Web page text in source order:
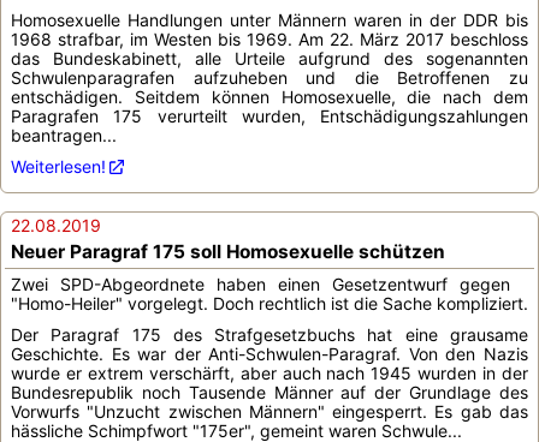
Homosexuelle Handlungen unter Männern waren in der DDR bis
1968 strafbar, im Westen bis 1969. Am 22. März 2017 beschloss
das Bundeskabinett, alle Urteile aufgrund des sogenannten
Schwulenparagrafen aufzuheben und die Betroffenen zu
entschädigen. Seitdem können Homosexuelle, die nach dem
Paragrafen 175 verurteilt wurden, Entschädigungszahlungen
beantragen...
Weiterlesen!
22.08.2019
Neuer Paragraf 175 soll Homosexuelle schützen
Zwei SPD-Abgeordnete haben einen Gesetzentwurf gegen
"Homo-Heiler" vorgelegt. Doch rechtlich ist die Sache kompliziert.
Der Paragraf 175 des Strafgesetzbuchs hat eine grausame
Geschichte. Es war der Anti-Schwulen-Paragraf. Von den Nazis
wurde er extrem verschärft, aber auch nach 1945 wurden in der
Bundesrepublik noch Tausende Männer auf der Grundlage des
Vorwurfs "Unzucht zwischen Männern" eingesperrt. Es gab das
hässliche Schimpfwort "175er", gemeint waren Schwule...